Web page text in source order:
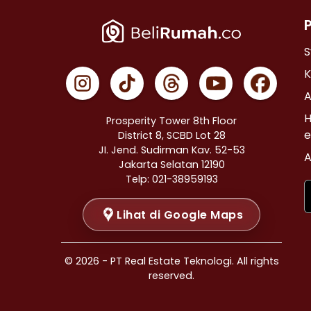
Properti Dijual di Johar Baru >
Properti Dijual di Menteng >
Properti Dijual di Tanah Abang >
Properti Dijual di Kramat >
Properti Dijual di Bendungan Hilir >
Properti Dijual di Jakarta Selatan >
Properti Dijual di Cilandak >
Properti Dijual di Gandaria Selatan >
Properti Dijual di Cipete Selatan >
Properti Dijual di Lenteng Agung >
Properti Dijual di Pondok Pinang >
Properti Dijual di Kebayoran Baru >
Properti Dijual di Mampang Prapatan >
Prosperity Tower 8th Floor
District 8, SCBD Lot 28
JI. Jend. Sudirman Kav. 52-53
Jakarta Selatan 12190
Telp: 021-38959193
Lihat di Google Maps
© 2026 - PT Real Estate Teknologi. All rights
reserved.